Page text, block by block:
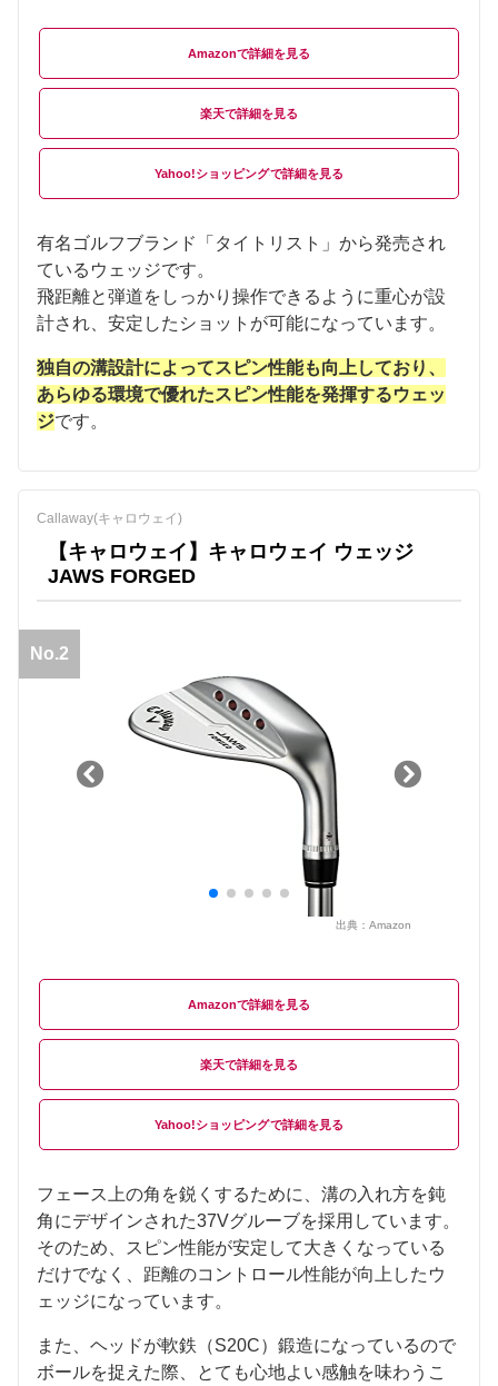
Amazon
楽天
Yahoo!ショッピング
有名ゴルフブランド「タイトリスト」から発売され
ているウェッジです。
飛距離と弾道をしっかり操作できるように重心が設
計され、安定したショットが可能になっています。
独自の溝設計によってスピン性能も向上しており、
あらゆる環境で優れたスピン性能を発揮するウェッ
ジです。
Callaway(キャロウェイ)
【キャロウェイ】キャロウェイ ウェッジ
JAWS FORGED
No.2
出典： Amazon
Amazon
楽天
Yahoo!ショッピング
フェース上の角を鋭くするために、溝の入れ方を鈍
角にデザインされた37Vグルーブを採用しています。
そのため、スピン性能が安定して大きくなっている
だけでなく、距離のコントロール性能が向上したウ
ェッジになっています。
また、ヘッドが軟鉄（S20C）鍛造になっているので
ボールを捉えた際、とても心地よい感触を味わうこ